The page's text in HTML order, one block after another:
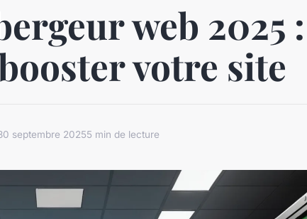
web 2025 :
votre site
septembre 20255 min de lecture